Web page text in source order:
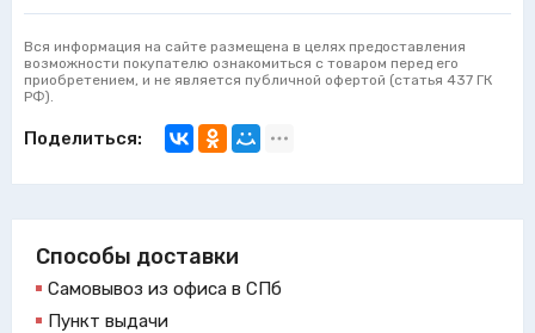
Вся информация на сайте размещена в целях предоставления
возможности покупателю ознакомиться с товаром перед его
приобретением, и не является публичной офертой (статья 437 ГК
РФ).
Поделиться:
Способы доставки
Самовывоз из офиса в СПб
Пункт выдачи